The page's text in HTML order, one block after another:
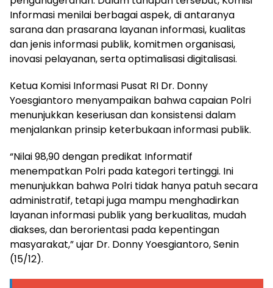
Informasi menilai berbagai aspek, di antaranya
sarana dan prasarana layanan informasi, kualitas
dan jenis informasi publik, komitmen organisasi,
inovasi pelayanan, serta optimalisasi digitalisasi.
Ketua Komisi Informasi Pusat RI Dr. Donny
Yoesgiantoro menyampaikan bahwa capaian Polri
menunjukkan keseriusan dan konsistensi dalam
menjalankan prinsip keterbukaan informasi publik.
“Nilai 98,90 dengan predikat Informatif
menempatkan Polri pada kategori tertinggi. Ini
menunjukkan bahwa Polri tidak hanya patuh secara
administratif, tetapi juga mampu menghadirkan
layanan informasi publik yang berkualitas, mudah
diakses, dan berorientasi pada kepentingan
masyarakat,” ujar Dr. Donny Yoesgiantoro, Senin
(15/12).